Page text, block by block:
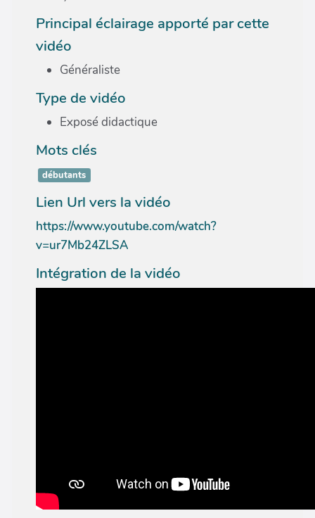
Principal éclairage apporté par cette
vidéo
Généraliste
Type de vidéo
Exposé didactique
Mots clés
débutants
Lien Url vers la vidéo
https://www.youtube.com/watch?
v=ur7Mb24ZLSA
Intégration de la vidéo